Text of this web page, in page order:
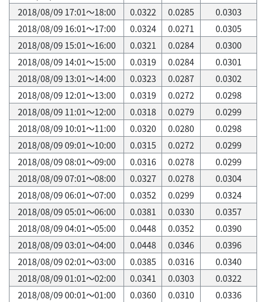
2018/08/09 17:01～18:00
0.0322 0.0285
0.0303
2018/08/09 16:01～17:00
0.0324 0.0271
0.0305
2018/08/09 15:01～16:00
0.0321 0.0284
0.0300
2018/08/09 14:01～15:00
0.0319 0.0284
0.0301
2018/08/09 13:01～14:00
0.0323 0.0287
0.0302
2018/08/09 12:01～13:00
0.0319 0.0272
0.0298
2018/08/09 11:01～12:00
0.0318 0.0279
0.0299
2018/08/09 10:01～11:00
0.0320 0.0280
0.0298
2018/08/09 09:01～10:00
0.0315 0.0272
0.0299
2018/08/09 08:01～09:00
0.0316 0.0278
0.0299
2018/08/09 07:01～08:00
0.0327 0.0278
0.0304
2018/08/09 06:01～07:00
0.0352 0.0299
0.0324
2018/08/09 05:01～06:00
0.0381 0.0330
0.0357
2018/08/09 04:01～05:00
0.0448 0.0352
0.0390
2018/08/09 03:01～04:00
0.0448 0.0346
0.0396
2018/08/09 02:01～03:00
0.0385 0.0316
0.0340
2018/08/09 01:01～02:00
0.0341 0.0303
0.0322
2018/08/09 00:01～01:00
0.0360 0.0310
0.0336